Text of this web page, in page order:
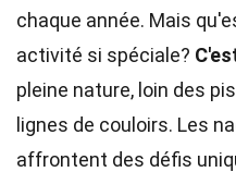
chaque année. Mais
activité si spéciale?
pleine nature, loin des
lignes de couloirs. Les
affrontent des défis